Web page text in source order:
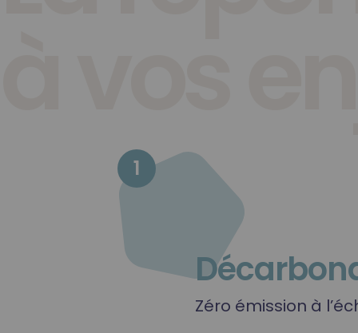
1
Zéro émission à